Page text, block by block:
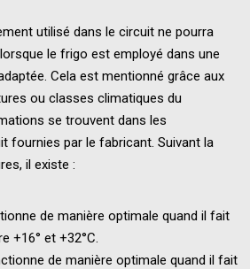
utilisé dans le circuit ne pourra
le frigo est employé dans une
Cela est mentionné grâce aux
ou classes climatiques du
se trouvent dans les
fournies par le fabricant. Suivant la
il existe :
de manière optimale quand il fait
+16° et +32°C.
de manière optimale quand il fait